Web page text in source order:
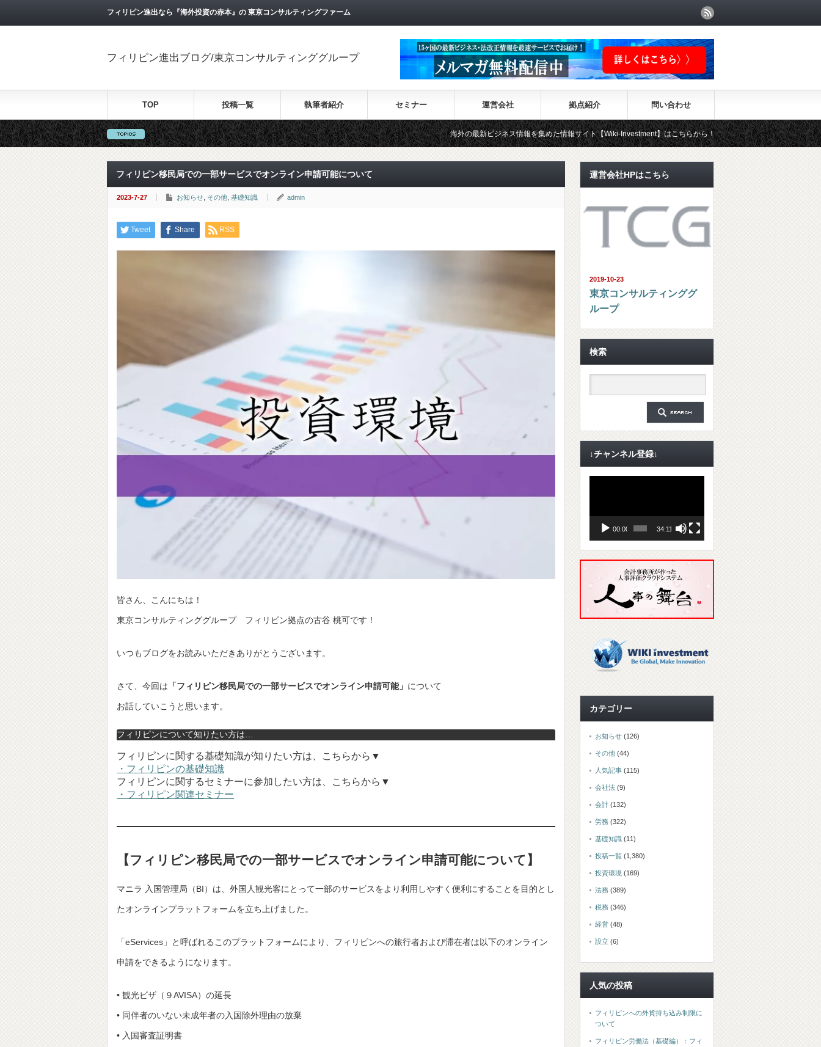
フィリピン進出なら『海外投資の赤本』の 東京コンサルティングファーム
フィリピン進出ブログ/東京コンサルティンググループ
TOP 投稿一覧 執筆者紹介 セミナー 運営会社 拠点紹介 問い合わせ
海外の最新ビジネス情報を集めた情報サイト【Wiki-Investment】はこちらから！！
フィリピン移民局での一部サービスでオンライン申請可能について
2023-7-27 お知らせ その他 基礎知識 admin
Tweet Share RSS
皆さん、こんにちは！
東京コンサルティンググループ フィリピン拠点の古谷 桃可です！
いつもブログをお読みいただきありがとうございます。
さて、今回は 「フィリピン移民局での一部サービスでオンライン申請可能」 について
お話していこうと思います。
フィリピンについて知りたい方は…
フィリピンに関する基礎知識が知りたい方は、こちらから▼
・フィリピンの基礎知識
フィリピンに関するセミナーに参加したい方は、こちらから▼
・フィリピン関連セミナー
【フィリピン移民局での一部サービスでオンライン申請可能について】
マニラ 入国管理局（BI）は、外国人観光客にとって一部のサービスをより利用しやすく便利にすることを目的とし
たオンラインプラットフォームを立ち上げました。
「eServices」と呼ばれるこのプラットフォームにより、フィリピンへの旅行者および滞在者は以下のオンライン
申請をできるようになります。
• 観光ビザ（９AVISA）の延長
• 同伴者のいない未成年者の入国除外理由の放棄
• 入国審査証明書
運営会社HPはこちら
2019-10-23
東京コンサルティンググ
ループ
検索
↓チャンネル登録↓
ー
00:00 34:11
カテゴリー
お知らせ (126)
その他 (44)
人気記事 (115)
会社法 (9)
会計 (132)
労務 (322)
基礎知識 (11)
投稿一覧 (1,380)
投資環境 (169)
法務 (389)
税務 (346)
経営 (48)
設立 (6)
人気の投稿
フィリピンへの外貨持ち込み制限に
ついて
フィリピン労働法（基礎編）：フィ